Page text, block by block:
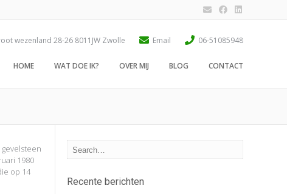
wezenland 28-26 8011JW Zwolle Email 06-51085948
HOME WAT DOE IK? OVER MIJ BLOG CONTACT
1980
op 14
Recente berichten